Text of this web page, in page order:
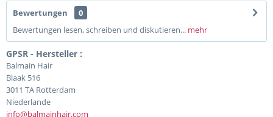
Bewertungen
0
Bewertungen lesen, schreiben und diskutieren... mehr
GPSR - Hersteller :
Balmain Hair
Blaak 516
3011 TA Rotterdam
Niederlande
info@balmainhair.com